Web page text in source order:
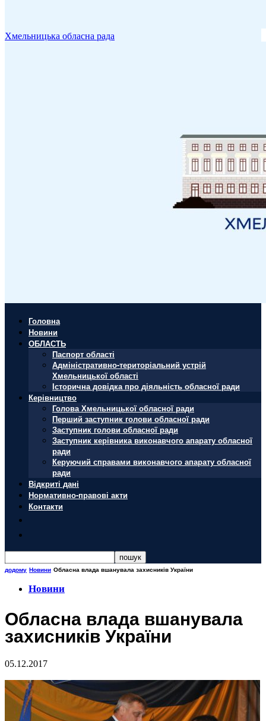
Хмельницька обласна рада
Головна
Новини
ОБЛАСТЬ
Паспорт області
Адміністративно-територіальний устрій
Хмельницької області
Історична довідка про діяльність обласної ради
Керівництво
Голова Хмельницької обласної ради
Перший заступник голови обласної ради
Заступник голови обласної ради
Заступник керівника виконавчого апарату обласної
ради
Керуючий справами виконавчого апарату обласної
ради
Відкриті дані
Нормативно-правові акти
Контакти
додому Новини Обласна влада вшанувала захисників України
Новини
Обласна влада вшанувала
захисників України
05.12.2017